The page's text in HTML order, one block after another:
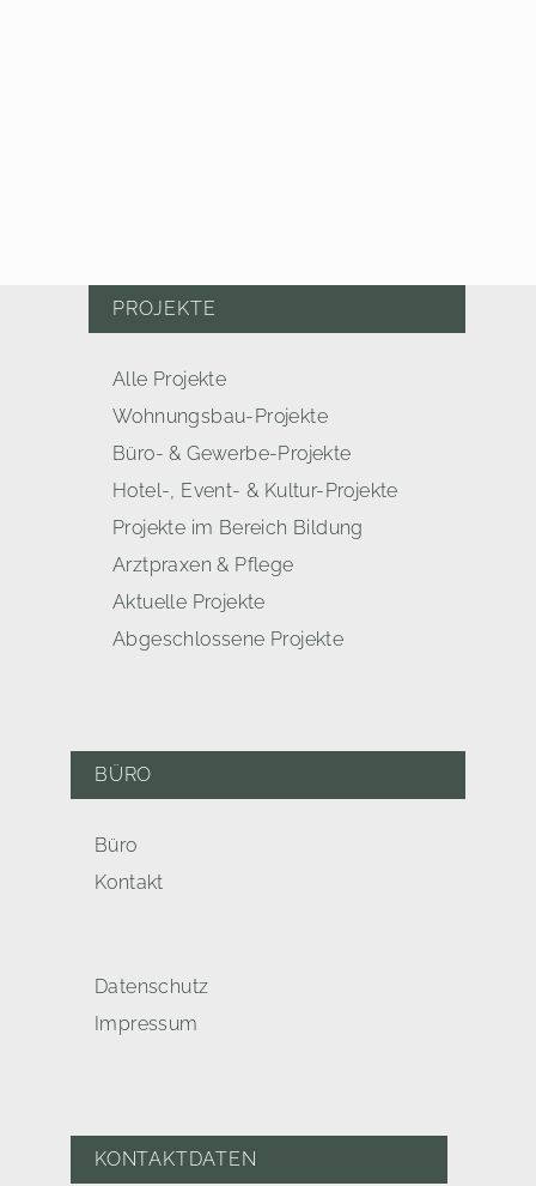
PROJEKTE
Alle Projekte
Wohnungsbau-Projekte
Büro- & Gewerbe-Projekte
Hotel-, Event- & Kultur-Projekte
Projekte im Bereich Bildung
Arztpraxen & Pflege
Aktuelle Projekte
Abgeschlossene Projekte
BÜRO
Büro
Kontakt
Datenschutz
Impressum
KONTAKTDATEN